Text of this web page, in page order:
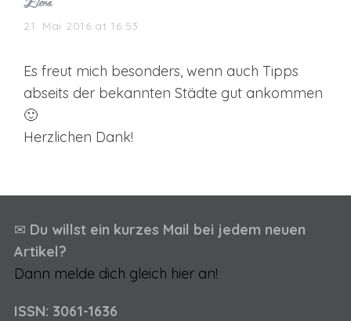
s
a
s
:
Elena
21. Mai 2016 at 16:53
Es freut mich besonders, wenn auch Tipps
abseits der bekannten Städte gut ankommen
🙂
Herzlichen Dank!
✉ Du willst ein kurzes Mail bei jedem neuen
Artikel?
Dann melde dich gleich hier an!
ISSN: 3061-1636